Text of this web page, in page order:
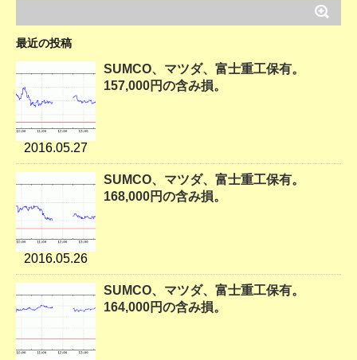
最近の投稿
2016.05.27
SUMCO、マツダ、富士重工保有。
157,000円の含み損。
2016.05.26
SUMCO、マツダ、富士重工保有。
168,000円の含み損。
SUMCO、マツダ、富士重工保有。
164,000円の含み損。